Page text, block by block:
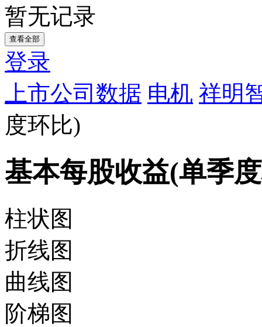
暂无记录
查看全部
登录
上市公司数据 电机 祥明
度环比)
基本每股收益(单季
柱状图
折线图
曲线图
阶梯图